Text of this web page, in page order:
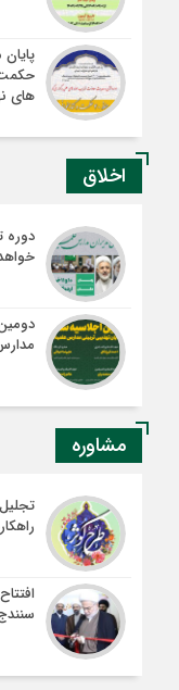
های
اخلاق
دوره
مشاوره